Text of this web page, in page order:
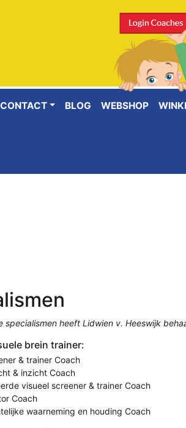
CONTACT BLOG WEBSHOP
specialismen heeft Lidwien v. Heeswijk
brein trainer:
& trainer Coach
& inzicht Coach
visueel screener & trainer Coach
Coach
waarneming en houding Coach